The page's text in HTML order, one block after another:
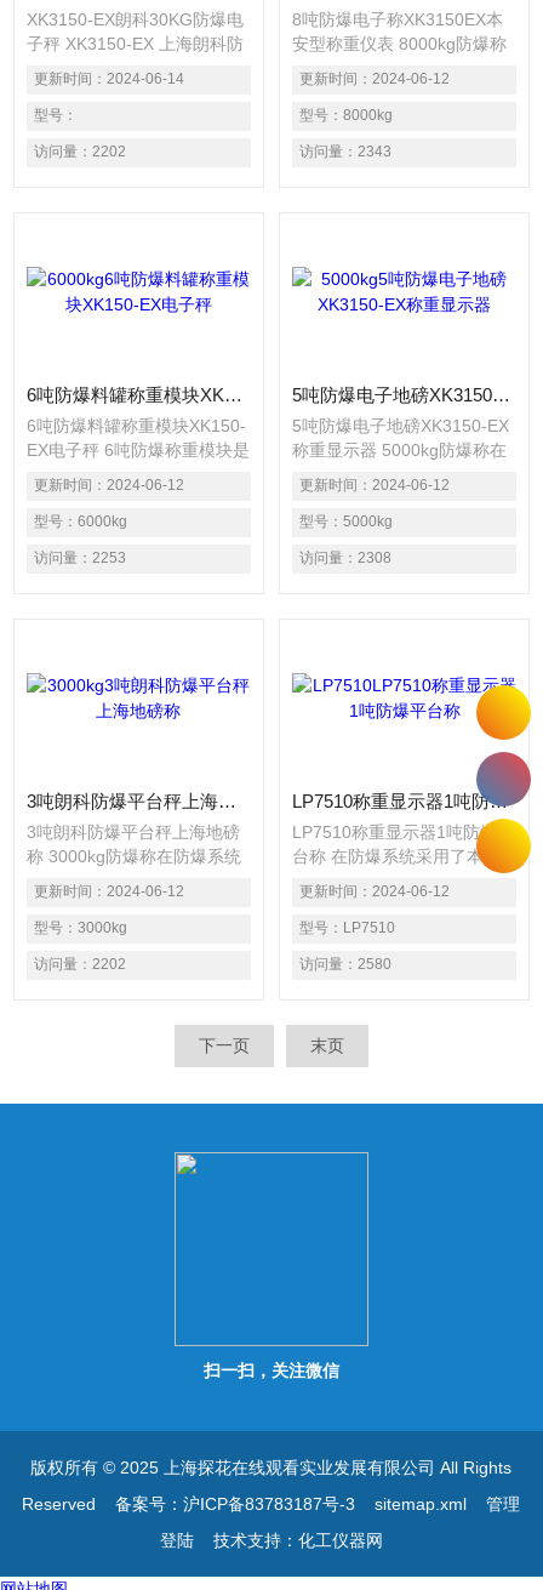
XK3150-EX朗科30KG防爆电
子秤 XK3150-EX 上海朗科防
爆电子秤价格 防爆电子衡器
是在常用电子衡器基础上，采
取降压，限流，隔离，密封以
及光缆通讯等多种技术措施，
消灭或阻断衡器内电气线路中
更新时间： 2024-06-14
型号：
访问量： 2202
8吨防爆电子称XK3150EX本
安型称重仪表 8000kg防爆称
防爆标志：本安型
ExibllCT4/T5隔爆型
ExiadllBT5复合型ExiallCT6防
爆产品：防爆汽车衡，防爆小
地磅，防爆台秤，防爆称重系
更新时间： 2024-06-12
型号： 8000kg
访问量： 2343
6吨防爆料罐称重模块XK150-EX电子秤
6吨防爆料罐称重模块XK150-
EX电子秤 6吨防爆称重模块是
一种新型的称重元件，它将称
重传感器、负荷传递装置和安
装连接件等部件组合在一起，
可以非常方便地和各种形状的
机械装置相连接，如滚道、平
更新时间： 2024-06-12
型号： 6000kg
访问量： 2253
5吨防爆电子地磅XK3150-EX称重显示器
5吨防爆电子地磅XK3150-EX
称重显示器 5000kg防爆称在
防爆系统采用了本安型电路及
隔爆型仪表显示器相结合的集
成技术。可广泛使用于石油、
化工、矿井、医药、部门。适
用于化工行业中油漆、精细化
更新时间： 2024-06-12
型号： 5000kg
访问量： 2308
3吨朗科防爆平台秤上海地磅称
3吨朗科防爆平台秤上海地磅
称 3000kg防爆称在防爆系统
采用了本安型电路及隔爆型仪
表显示器相结合的集成技术。
可广泛使用于石油、化工、矿
井、医药、部门。适用于化工
行业中油漆、精细化工、制
重；适用于医药制药行业、食
品行业等有防腐要求、环境卫
更新时间： 2024-06-12
型号： 3000kg
访问量： 2202
LP7510称重显示器1吨防爆平台称
LP7510称重显示器1吨防爆平
台称 在防爆系统采用了本安
型电路及隔爆型仪表显示器相
结合的集成技术。可广泛使用
于石油、化工、矿井、医药、
部门。适用于化工行业中油
漆、精细化工、制碱、农药等
医药制药行业、食品行业等有
防腐要求、环境卫生要求的应
更新时间： 2024-06-12
型号： LP7510
访问量： 2580
下一页 末页
扫一扫，关注微信
版权所有 © 2025 上海探花在线观看实业发展有限公司 All Rights
Reserved备案号：沪ICP备83783187号-3 sitemap.xml
管理
登陆技术支持： 化工仪器网